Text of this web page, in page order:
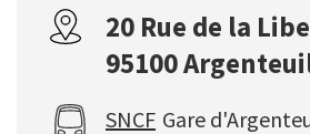
lycée
Adresse
postale
20 Rue de la
95100
SNCF Gare